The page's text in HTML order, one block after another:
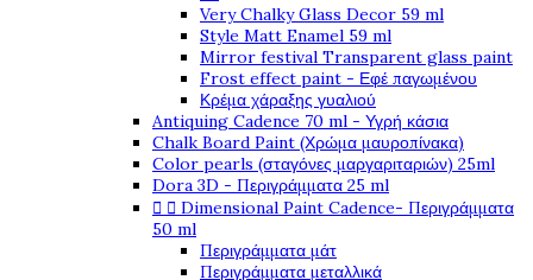
Very Chalky Glass Decor 59 ml
Style Matt Enamel 59 ml
Mirror festival Transparent glass paint
Frost effect paint - Εφέ παγωμένου
Κρέμα χάραξης γυαλιού
Antiquing Cadence 70 ml - Υγρή κάσια
Chalk Board Paint (Χρώμα μαυροπίνακα)
Color pearls (σταγόνες μαργαριταριών) 25ml
Dora 3D - Περιγράμματα 25 ml
  Dimensional Paint Cadence- Περιγράμματα
50 ml
Περιγράμματα μάτ
Περιγράμματα μεταλλικά